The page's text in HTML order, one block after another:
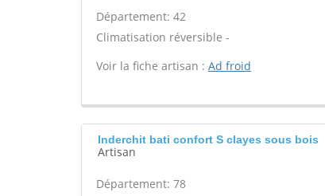
Département: 42
Climatisation réversible -
Voir la fiche artisan : Ad froid
Inderchit bati confort S clayes sous bois
Artisan
Département: 78